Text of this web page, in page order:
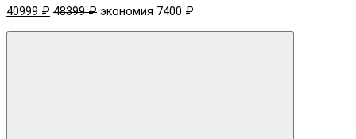
40999 ₽ 48399 ₽ экономия 7400 ₽